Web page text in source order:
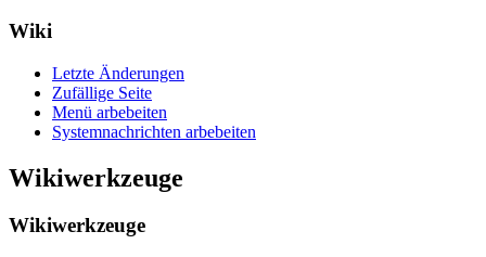
Wiki
Letzte Änderungen
Zufällige Seite
Menü arbebeiten
Systemnachrichten arbebeiten
Wikiwerkzeuge
Wikiwerkzeuge